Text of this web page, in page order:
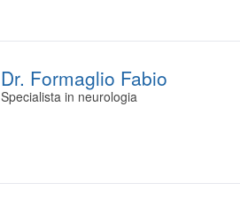
Dr. Formaglio Fabio
Specialista in neurologia